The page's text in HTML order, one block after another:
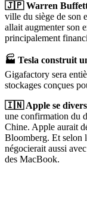
🇯🇵 Warren Buffett
ville du siège de son
allait augmenter son
principalement
🏭 Tesla construit
Gigafactory sera
stockages conçues
🇮🇳 Apple se
une confirmation du
Chine. Apple aurait
Bloomberg. Et selon
négocierait aussi
des MacBook.